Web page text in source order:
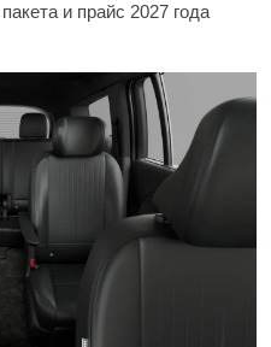
и прайс 2027 года